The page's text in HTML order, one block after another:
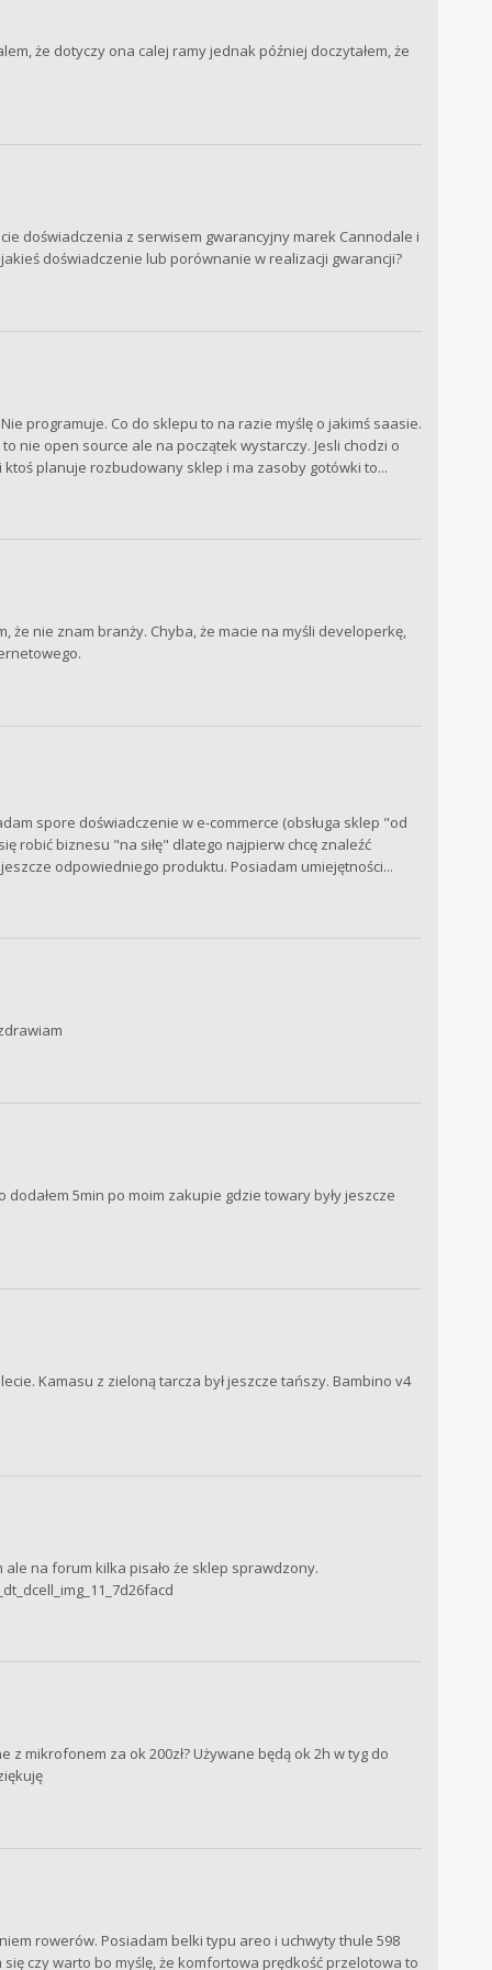
że dotyczy ona calej ramy jednak później doczytałem, że
doświadczenia z serwisem gwarancyjny marek Cannodale i
doświadczenie lub porównanie w realizacji gwarancji?
programuje. Co do sklepu to na razie myślę o jakimś saasie.
nie open source ale na początek wystarczy. Jesli chodzi o
ktoś planuje rozbudowany sklep i ma zasoby gotówki to...
nie znam branży. Chyba, że macie na myśli developerkę,
spore doświadczenie w e-commerce (obsługa sklep "od
robić biznesu "na siłę" dlatego najpierw chcę znaleźć
odpowiedniego produktu. Posiadam umiejętności...
5min po moim zakupie gdzie towary były jeszcze
Kamasu z zieloną tarcza był jeszcze tańszy. Bambino v4
na forum kilka pisało że sklep sprawdzony.
z mikrofonem za ok 200zł? Używane będą ok 2h w tyg do
rowerów. Posiadam belki typu areo i uchwyty thule 598
czy warto bo myślę, że komfortowa prędkość przelotowa to